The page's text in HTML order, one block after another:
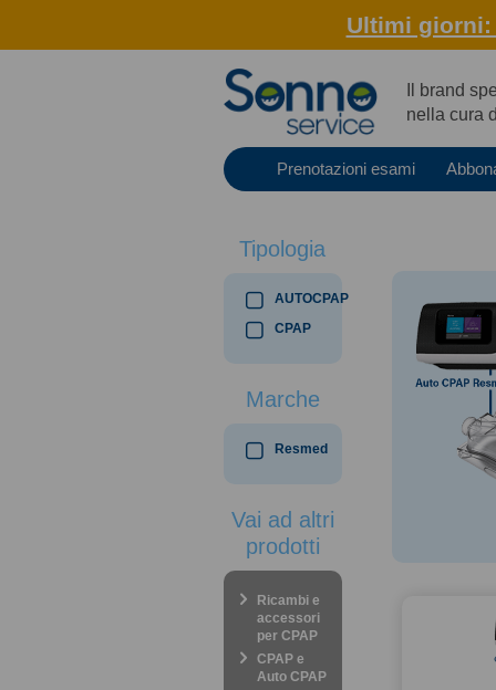
Ultimi giorni:
Il brand
nella cura
Prenotazioni esami
Tipologia
AUTOCPAP
CPAP
Marche
Resmed
Vai ad altri
prodotti
Ricambi e
accessori
per CPAP
CPAP e
Auto CPAP